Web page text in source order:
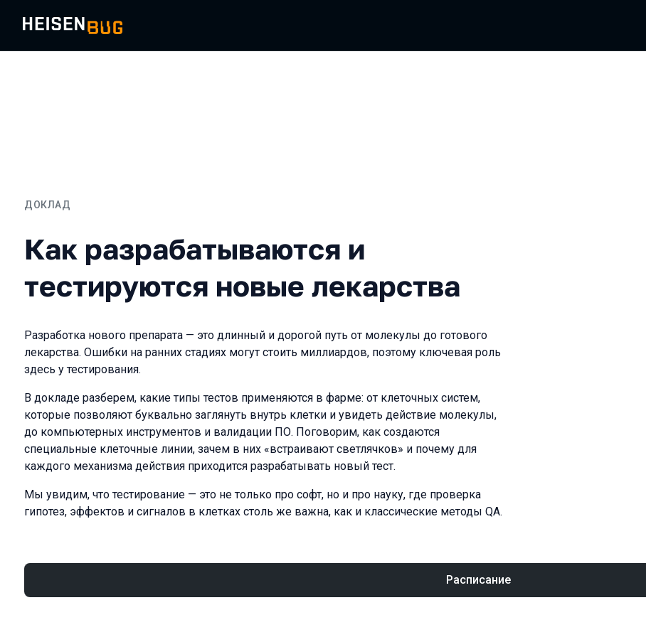
ДОКЛАД
Как разрабатываются и тестируются новые лекарства
Как разрабатываются и
тестируются новые лекарства
Разработка нового препарата — это длинный и дорогой путь от молекулы до готового
лекарства. Ошибки на ранних стадиях могут стоить миллиардов, поэтому ключевая роль
здесь у тестирования.
В докладе разберем, какие типы тестов применяются в фарме: от клеточных систем,
которые позволяют буквально заглянуть внутрь клетки и увидеть действие молекулы,
до компьютерных инструментов и валидации ПО. Поговорим, как создаются
специальные клеточные линии, зачем в них «встраивают светлячков» и почему для
каждого механизма действия приходится разрабатывать новый тест.
Мы увидим, что тестирование — это не только про софт, но и про науку, где проверка
гипотез, эффектов и сигналов в клетках столь же важна, как и классические методы QA.
Расписание